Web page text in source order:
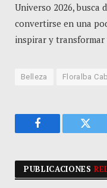
Universo 2026, busca
convertirse en una
inspirar y transformar
Belleza Floralba
Facebook
PUBLICACIONES